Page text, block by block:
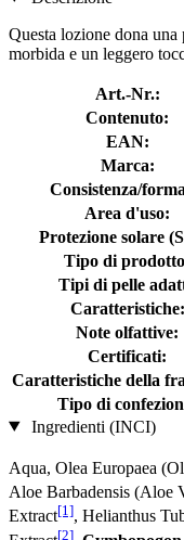
Questa lozione dona
morbida e un leggero
Art.-Nr.:
Contenuto:
EAN:
Marca:
Consistenza/
Area d'uso:
Protezione solare
Tipo di
Tipi di pelle
Caratteristiche:
Note olfattive:
Certificati:
Caratteristiche della
Tipo di
Ingredienti (INCI)
Aqua, Olea Europaea
Aloe Barbadensis (Aloe
Extract[1], Helianthus
[2]